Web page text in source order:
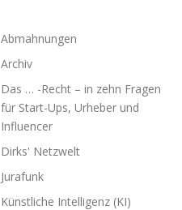
Abmahnungen
Archiv
Das … -Recht – in zehn Fragen
für Start-Ups, Urheber und
Influencer
Dirks' Netzwelt
Jurafunk
Künstliche Intelligenz (KI)